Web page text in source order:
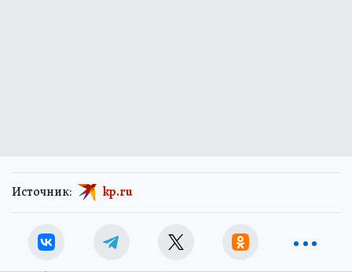
Источник: kp.ru